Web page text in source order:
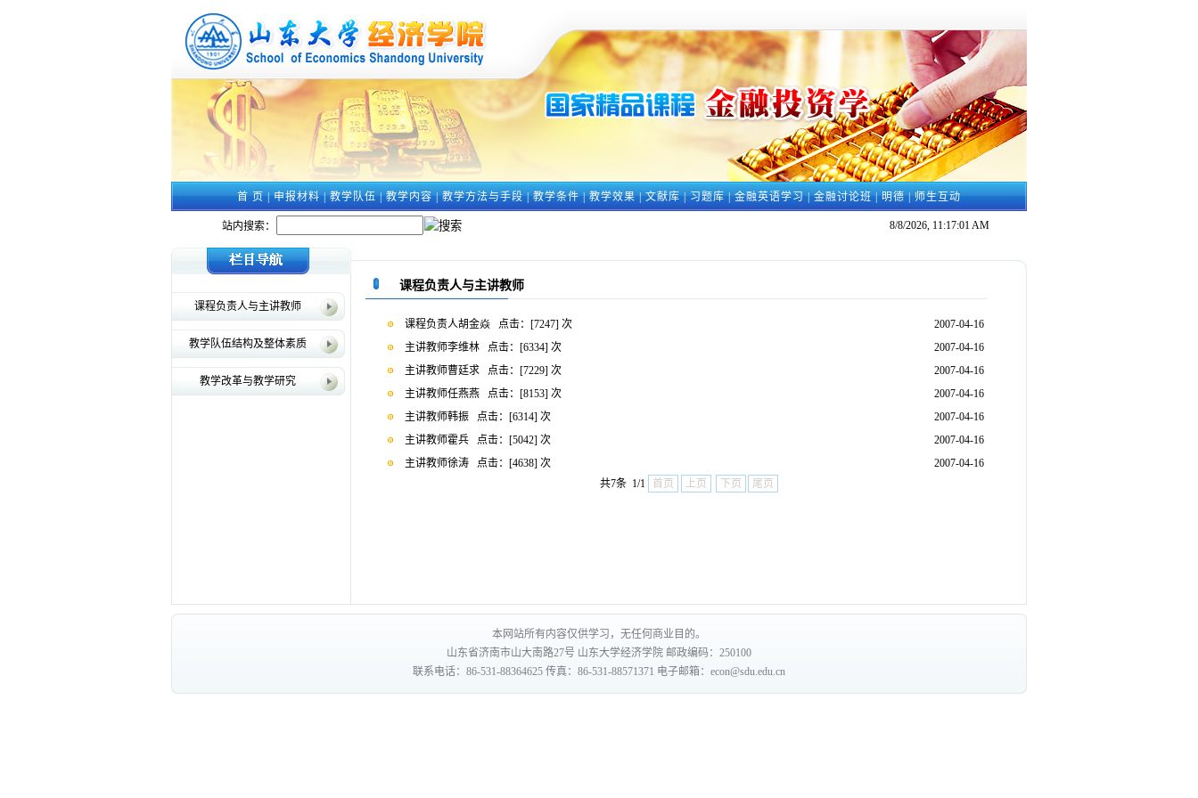
首 页|申报材料|教学队伍|教学内容|教学方法与手段|教学条件|教学效果|文献库|习题库|金融英语学习|金融讨论班|明德|师生互动
站内搜索： 8/8/2026, 11:17:01 AM
课程负责人与主讲教师
教学队伍结构及整体素质
教学改革与教学研究
课程负责人与主讲教师
2007-04-16
课程负责人胡金焱点击：[7247] 次
2007-04-16
主讲教师李维林点击：[6334] 次
2007-04-16
主讲教师曹廷求点击：[7229] 次
2007-04-16
主讲教师任燕燕点击：[8153] 次
2007-04-16
主讲教师韩振点击：[6314] 次
2007-04-16
主讲教师霍兵点击：[5042] 次
2007-04-16
主讲教师徐涛点击：[4638] 次
共7条 1/1
首页 上页 下页 尾页
本网站所有内容仅供学习，无任何商业目的。
山东省济南市山大南路27号 山东大学经济学院 邮政编码：250100
联系电话：86-531-88364625 传真：86-531-88571371 电子邮箱：econ@sdu.edu.cn